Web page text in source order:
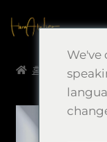
홈 Morimori
We've